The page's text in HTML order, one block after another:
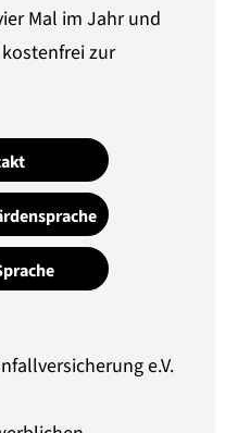
Mal im Jahr und
zur
e.V.